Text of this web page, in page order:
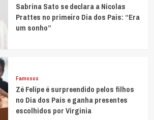
Sabrina Sato se declara a Nicolas
Prattes no primeiro Dia dos Pais: “Era
um sonho”
Famosos
Zé Felipe é surpreendido pelos filhos
no Dia dos Pais e ganha presentes
escolhidos por Virginia